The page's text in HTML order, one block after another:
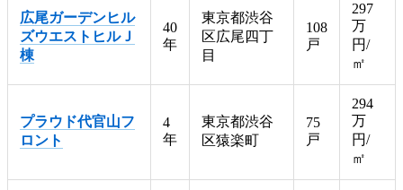
広尾ガーデンヒル
ズウエストヒルＪ
棟
40
年
東京都渋谷
区広尾四丁
目
108
戸
297
万
円/
㎡
プラウド代官山フ
ロント
4
年
東京都渋谷
区猿楽町
75
戸
294
万
円/
㎡